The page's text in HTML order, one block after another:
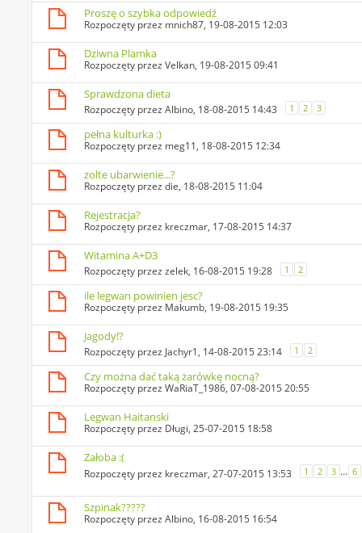
Proszę o szybka odpowiedź
Rozpoczęty przez mnich87, 19-08-2015 12:03
Dziwna Plamka
Rozpoczęty przezVelkan, 19-08-2015 09:41
Sprawdzona dieta
Rozpoczęty przezAlbino, 18-08-2015 14:43 1 2 3
pełna kulturka :)
Rozpoczęty przez meg11, 18-08-2015 12:34
zolte ubarwienie...?
Rozpoczęty przezdie, 18-08-2015 11:04
Rejestracja?
Rozpoczęty przez kreczmar, 17-08-2015 14:37
Witamina A+D3
Rozpoczęty przezzelek, 16-08-2015 19:28 1 2
ile legwan powinien jesc?
Rozpoczęty przez Makumb, 19-08-2015 19:35
Jagody!?
Rozpoczęty przez Jachyr1, 14-08-2015 23:14 1 2
Czy można dać taką żarówkę nocną?
Rozpoczęty przezWaRiaT_1986, 07-08-2015 20:55
Legwan Haitanski
Rozpoczęty przez Długi, 25-07-2015 18:58
Załoba :(
Rozpoczęty przez kreczmar, 27-07-2015 13:53 1 2 3 ... 6
Szpinak?????
Rozpoczęty przezAlbino, 16-08-2015 16:54